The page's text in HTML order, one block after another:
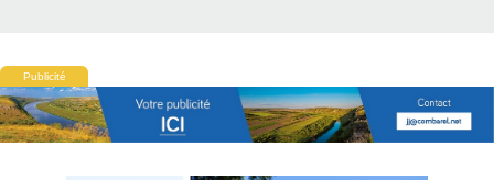
Publicité